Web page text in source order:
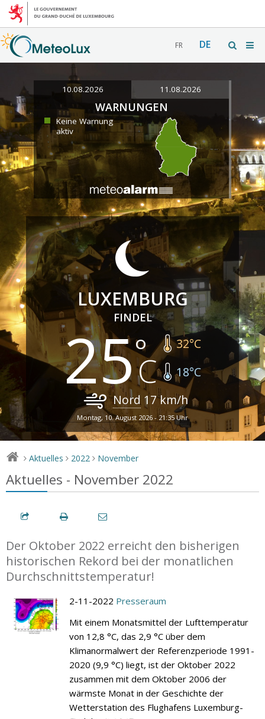
FR DE
10.08.2026 11.08.2026
WARNUNGEN
Keine Warnung
aktiv
LUXEMBURG
FINDEL
25 32°C
18°C
Nord 17km/h
Montag, 10. August 2026 - 21:35 Uhr
> Aktuelles > 2022 > November
Aktuelles - November 2022
Der Oktober 2022 erreicht den bisherigen
historischen Rekord bei der monatlichen
Durchschnittstemperatur!
2-11-2022 Presseraum
Mit einem Monatsmittel der Lufttemperatur
von 12,8 °C, das 2,9 °C über dem
Klimanormalwert der Referenzperiode 1991-
2020 (9,9 °C) liegt, ist der Oktober 2022
zusammen mit dem Oktober 2006 der
wärmste Monat in der Geschichte der
Wetterstation des Flughafens Luxemburg-